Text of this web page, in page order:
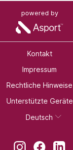
powered by
Kontakt
Impressum
Rechtliche Hinweise
Unterstützte Geräte
Deutsch